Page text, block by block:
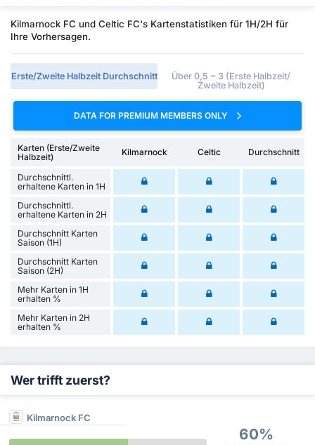
Kilmarnock FC und Celtic FC's Kartenstatistiken für 1H/2H für
Ihre Vorhersagen.
Erste/Zweite Halbzeit Durchschnitt
Über 0,5 ~ 3 (Erste Halbzeit/
Zweite Halbzeit)
DATA FOR PREMIUM MEMBERS ONLY
Karten (Erste/Zweite
Halbzeit)
Kilmarnock Celtic Durchschnitt
Durchschnittl.
erhaltene Karten in 1H
Durchschnittl.
erhaltene Karten in 2H
Durchschnitt Karten
Saison (1H)
Durchschnitt Karten
Saison (2H)
Mehr Karten in 1H
erhalten %
Mehr Karten in 2H
erhalten %
Wer trifft zuerst?
Kilmarnock FC
60%